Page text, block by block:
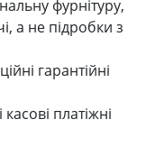
фурнітуру,
а не підробки з
гарантійні
платіжні